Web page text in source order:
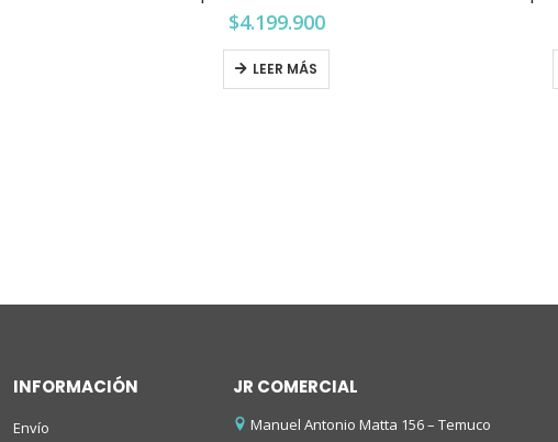
$4.199.900
LEER MÁS
INFORMACIÓN
Envío
JR COMERCIAL
Manuel Antonio Matta 156 – Temuco